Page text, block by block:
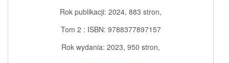
Rok publikacji: 2024, 883 stron,
Tom 2 : ISBN: 9788377897157
Rok wydania: 2023, 950 stron,